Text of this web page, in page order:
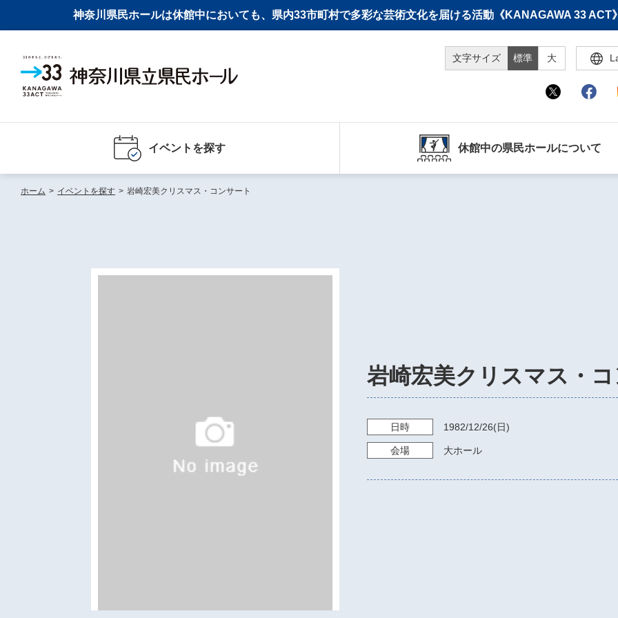
神奈川県民ホールは休館中においても、県内33市町村で多彩な芸術文化を届ける活動《KANAGAWA 33
文字サイズ 標準 大
イベントを探す 休館中の県民ホールについて
ホーム > イベントを探す > 岩崎宏美クリスマス・コンサート
岩崎宏美クリスマス・
日時 1982/12/26(日)
会場 大ホール